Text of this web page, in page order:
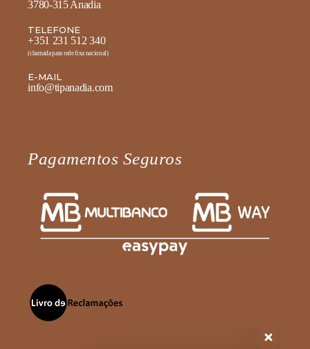
3780-315 Anadia
TELEFONE
+351 231 512 340
(chamada para rede fixa nacional)
E-MAIL
info@tipanadia.com
Pagamentos Seguros